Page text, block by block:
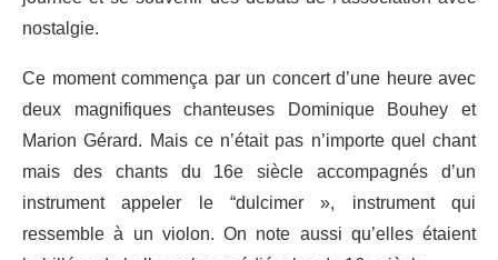
nostalgie.
Ce moment commença par un concert d’une heure avec
deux magnifiques chanteuses Dominique Bouhey et
Marion Gérard. Mais ce n’était pas n’importe quel chant
mais des chants du 16e siècle accompagnés d’un
instrument appeler le “dulcimer », instrument qui
ressemble à un violon. On note aussi qu’elles étaient